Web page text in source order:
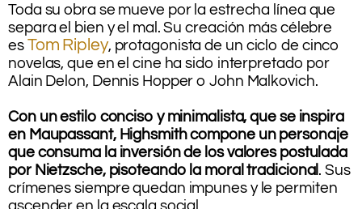
Toda su obra se mueve por la estrecha línea que
separa el bien y el mal. Su creación más célebre
es Tom Ripley, protagonista de un ciclo de cinco
novelas, que en el cine ha sido interpretado por
Alain Delon, Dennis Hopper o John Malkovich.
Con un estilo conciso y minimalista, que se inspira
en Maupassant, Highsmith compone un personaje
que consuma la inversión de los valores postulada
por Nietzsche, pisoteando la moral tradicional . Sus
crímenes siempre quedan impunes y le permiten
ascender en la escala social.